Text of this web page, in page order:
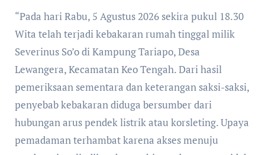
“Pada hari Rabu, 5 Agustus 2026 sekira pukul 18.30
Wita telah terjadi kebakaran rumah tinggal milik
Severinus So’o di Kampung Tariapo, Desa
Lewangera, Kecamatan Keo Tengah. Dari hasil
pemeriksaan sementara dan keterangan saksi-saksi,
penyebab kebakaran diduga bersumber dari
hubungan arus pendek listrik atau korsleting. Upaya
pemadaman terhambat karena akses menuju